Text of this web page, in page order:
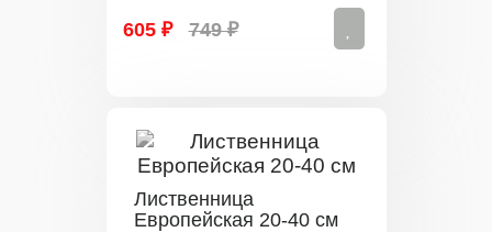
605 ₽ 749 ₽
Лиственница
Европейская 20-40 см